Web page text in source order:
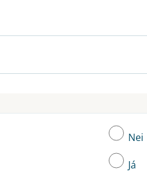
Nei
Já